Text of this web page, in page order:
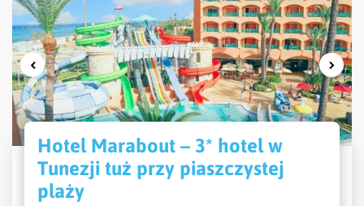
Hotel Marabout – 3* hotel w
Tunezji tuż przy piaszczystej
plaży